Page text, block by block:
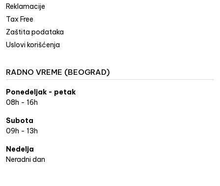
Reklamacije
Tax Free
Zaštita podataka
Uslovi korišćenja
RADNO VREME (BEOGRAD)
Ponedeljak - petak
08h - 16h
Subota
09h - 13h
Nedelja
Neradni dan